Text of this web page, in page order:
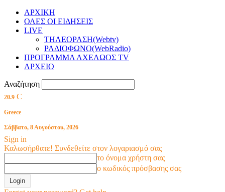
ΑΡΧΙΚΗ
ΟΛΕΣ ΟΙ ΕΙΔΗΣΕΙΣ
LIVE
ΤΗΛΕΟΡΑΣΗ(Webtv)
ΡΑΔΙΟΦΩΝΟ(WebRadio)
ΠΡΟΓΡΑΜΜΑ ΑΧΕΛΩΟΣ TV
ΑΡΧΕΙΟ
Αναζήτηση
20.9 C
Greece
Σάββατο, 8 Αυγούστου, 2026
Sign in
Καλωσήρθατε! Συνδεθείτε στον λογαριασμό σας
το όνομα χρήστη σας
ο κωδικός πρόσβασης σας